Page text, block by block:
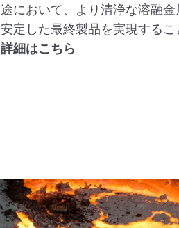
途において、より清浄な溶融
安定した最終製品を実現するこ
詳細はこちら